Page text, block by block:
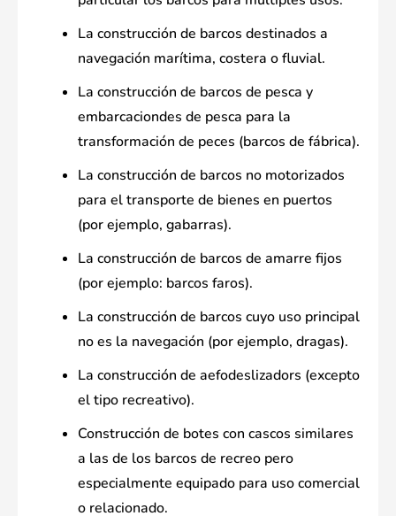
La construcción de barcos destinados a
navegación marítima, costera o fluvial.
La construcción de barcos de pesca y
embarcaciondes de pesca para la
transformación de peces (barcos de fábrica).
La construcción de barcos no motorizados
para el transporte de bienes en puertos
(por ejemplo, gabarras).
La construcción de barcos de amarre fijos
(por ejemplo: barcos faros).
La construcción de barcos cuyo uso principal
no es la navegación (por ejemplo, dragas).
La construcción de aefodeslizadors (excepto
el tipo recreativo).
Construcción de botes con cascos similares
a las de los barcos de recreo pero
especialmente equipado para uso comercial
o relacionado.